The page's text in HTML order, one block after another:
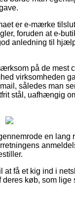
er e-mærke
foruden at e-
anledning til
på de mest
virksomheden
således man
stål, uafhængig
en
få et kig ind i
køb, som